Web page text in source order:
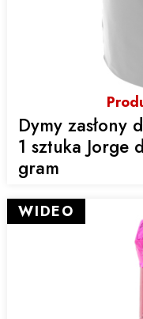
Dymy zasłony
1 sztuka Jorge
gram
WIDEO